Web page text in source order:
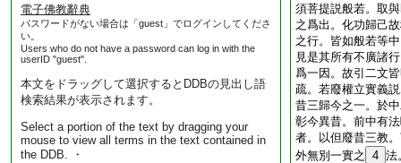
電子佛教辭典
パスワードがない場合は「guest」でログインしてくださ
い。
Users who do not have a password can log in with the
userID "guest".
本文をドラッグして選択するとDDBの見出し語
検索結果が表示されます。
Select a portion of the text by dragging your
mouse to view all terms in the text contained in
the DDB. ・
須菩提説般若。取
之爲出。化功歸己
之行。皆如般若等
見是其所有不廣諸
爲一因。故引二文
疏。若廢權立實義
昔三歸今之一。於
彰今異昔。前中有
者。以但廢昔三教
外無別一實之
4 法